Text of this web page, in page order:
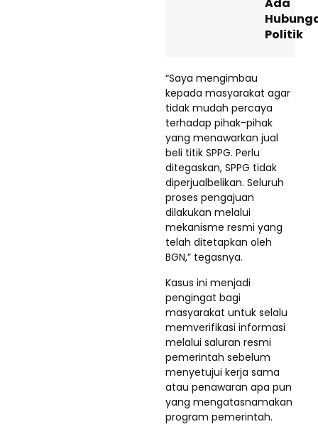
Politik
“Saya mengimbau
kepada masyarakat agar
tidak mudah percaya
terhadap pihak-pihak
yang menawarkan jual
beli titik SPPG. Perlu
ditegaskan, SPPG tidak
diperjualbelikan. Seluruh
proses pengajuan
dilakukan melalui
mekanisme resmi yang
telah ditetapkan oleh
BGN,” tegasnya.
Kasus ini menjadi
pengingat bagi
masyarakat untuk selalu
memverifikasi informasi
melalui saluran resmi
pemerintah sebelum
menyetujui kerja sama
atau penawaran apa pun
yang mengatasnamakan
program pemerintah.